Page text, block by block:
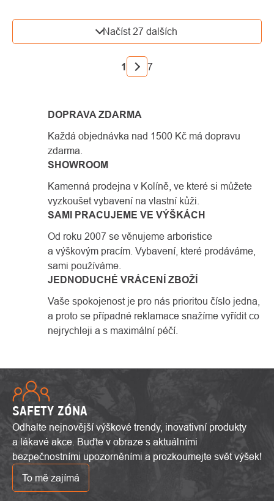
OVLÁDACÍ
PRVKY
VÝPISU
Načíst 27 dalších
STRÁNKOVÁNÍ
1 7
DOPRAVA ZDARMA
Každá objednávka nad 1500 Kč má dopravu
zdarma.
SHOWROOM
Kamenná prodejna v Kolíně, ve které si můžete
vyzkoušet vybavení na vlastní kůži.
SAMI PRACUJEME VE VÝŠKÁCH
Od roku 2007 se věnujeme arboristice
a výškovým pracím. Vybavení, které prodáváme,
sami používáme.
JEDNODUCHÉ VRÁCENÍ ZBOŽÍ
Vaše spokojenost je pro nás prioritou číslo jedna,
a proto se případné reklamace snažíme vyřídit co
nejrychleji a s maximální péčí.
SAFETY ZÓNA
Odhalte nejnovější výškové trendy, inovativní produkty
a lákavé akce. Buďte v obraze s aktuálními
bezpečnostními upozorněními a prozkoumejte svět výšek!
To mě zajímá